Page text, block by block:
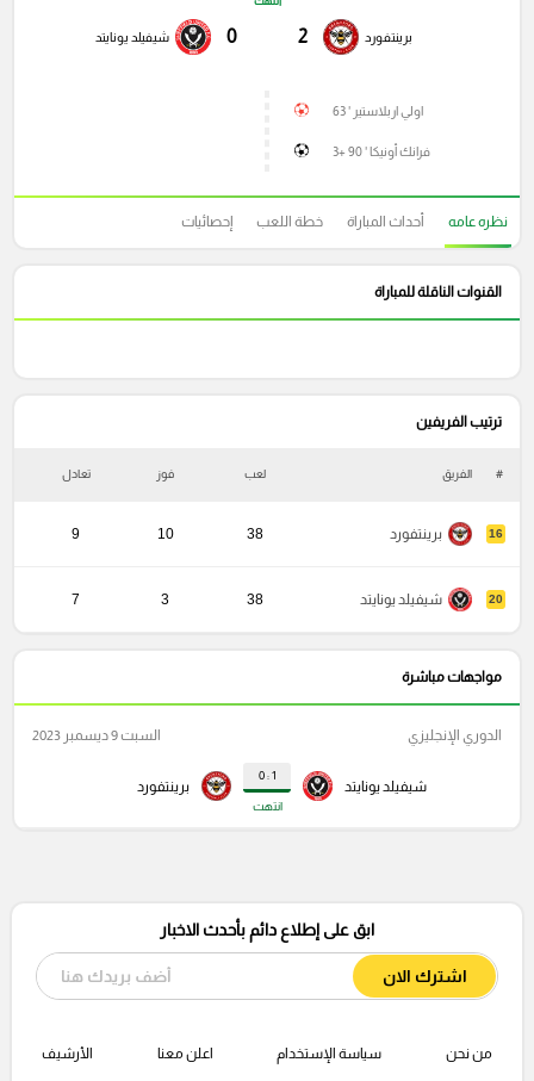
برينتفورد 2
0 شيفيلد يونايتد
اولي اربلاستير ' 63
فرانك أونيكا ' 90 +3
نظره عامه أحداث المباراة خطة اللعب إحصائيات
القنوات الناقلة للمباراة
ترتيب الفريفين
# الفريق لعب فوز تعادل
16 برينتفورد 38
10
9
20 شيفيلد يونايتد 38
3
7
مواجهات مباشرة
شيفيلد يونايتد
1 : 0
انتهت
برينتفورد
الدوري الإنجليزي السبت 9 ديسمبر 2023
ابق على إطلاع دائم بأحدث الاخبار
اشترك الان
من نحن سياسة الإستخدام اعلن معنا الأرشيف